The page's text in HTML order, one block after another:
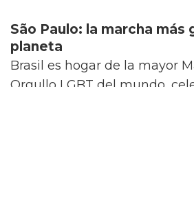
São Paulo: la marcha más
planeta
Brasil es hogar de la mayor
Orgullo LGBT del mundo,